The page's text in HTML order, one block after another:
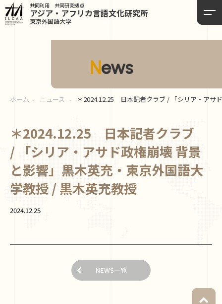
共同利用 共同研究拠点
アジア・アフリカ言語文化研究所
東京外国語大学
News
ホーム ニュース ＊2024.12.25 日本記者クラブ / 「シリア・アサ
＊2024.12.25 日本記者クラブ
/ 「シリア・アサド政権崩壊 背景
と影響」黒木英充・東京外国語大
学教授 / 黒木英充教授
2024.12.25
NEWS一覧